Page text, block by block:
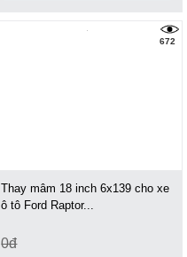
672
Thay mâm 18 inch 6x139 cho xe
ô tô Ford Raptor...
0đ